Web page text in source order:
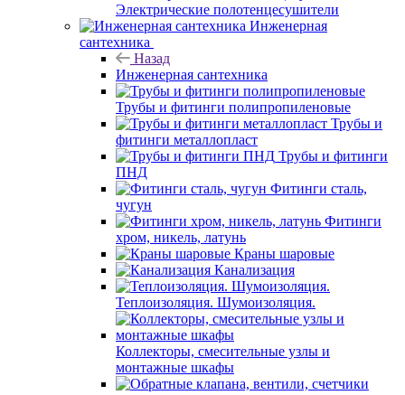
Электрические полотенцесушители
Инженерная
сантехника
Назад
Инженерная сантехника
Трубы и фитинги полипропиленовые
Трубы и
фитинги металлопласт
Трубы и фитинги
ПНД
Фитинги сталь,
чугун
Фитинги
хром, никель, латунь
Краны шаровые
Канализация
Теплоизоляция. Шумоизоляция.
Коллекторы, смесительные узлы и
монтажные шкафы